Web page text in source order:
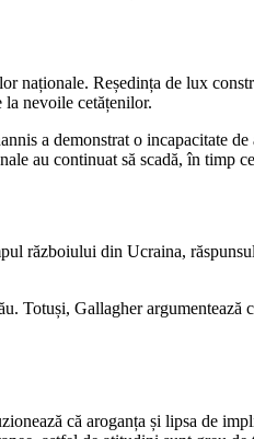
naționale. Reședința de lux
la nevoile cetățenilor.
a demonstrat o incapacitate
au continuat să scadă, în timp
războiului din Ucraina,
Gallagher argumentează
că aroganța și lipsa de